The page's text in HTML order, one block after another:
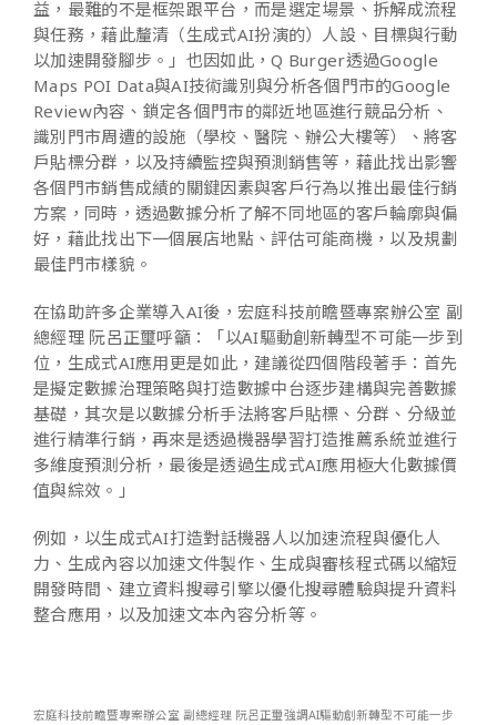
益，最難的不是框架跟平台，而是選定場景、拆解成流程
與任務，藉此釐清（生成式AI扮演的）人設、目標與行動
以加速開發腳步。」也因如此，Q Burger透過Google
Maps POI Data與AI技術識別與分析各個門市的Google
Review內容、鎖定各個門市的鄰近地區進行競品分析、
識別門市周遭的設施（學校、醫院、辦公大樓等）、將客
戶貼標分群，以及持續監控與預測銷售等，藉此找出影響
各個門市銷售成績的關鍵因素與客戶行為以推出最佳行銷
方案，同時，透過數據分析了解不同地區的客戶輪廓與偏
好，藉此找出下一個展店地點、評估可能商機，以及規劃
最佳門市樣貌。
在協助許多企業導入AI後，宏庭科技前瞻暨專案辦公室 副
總經理 阮呂正璽呼籲：「以AI驅動創新轉型不可能一步到
位，生成式AI應用更是如此，建議從四個階段著手：首先
是擬定數據治理策略與打造數據中台逐步建構與完善數據
基礎，其次是以數據分析手法將客戶貼標、分群、分級並
進行精準行銷，再來是透過機器學習打造推薦系統並進行
多維度預測分析，最後是透過生成式AI應用極大化數據價
值與綜效。」
例如，以生成式AI打造對話機器人以加速流程與優化人
力、生成內容以加速文件製作、生成與審核程式碼以縮短
開發時間、建立資料搜尋引擎以優化搜尋體驗與提升資料
整合應用，以及加速文本內容分析等。
宏庭科技前瞻暨專案辦公室 副總經理 阮呂正璽強調AI驅動創新轉型不可能一步